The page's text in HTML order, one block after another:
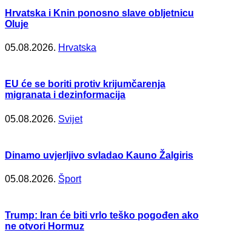
Hrvatska i Knin ponosno slave obljetnicu
Oluje
05.08.2026. Hrvatska
EU će se boriti protiv krijumčarenja
migranata i dezinformacija
05.08.2026. Svijet
Dinamo uvjerljivo svladao Kauno Žalgiris
05.08.2026. Šport
Trump: Iran će biti vrlo teško pogođen ako
ne otvori Hormuz